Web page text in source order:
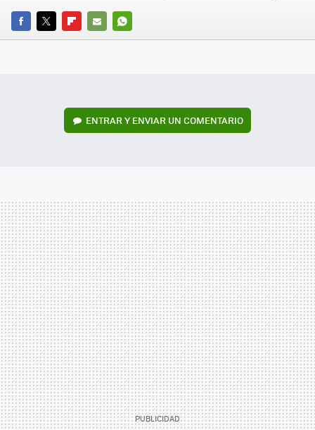
FACEBOOK
TWITTERFLIPBOARD
E-
WHATSAPP
ENTRAR Y ENVIAR UN COMENTARIO